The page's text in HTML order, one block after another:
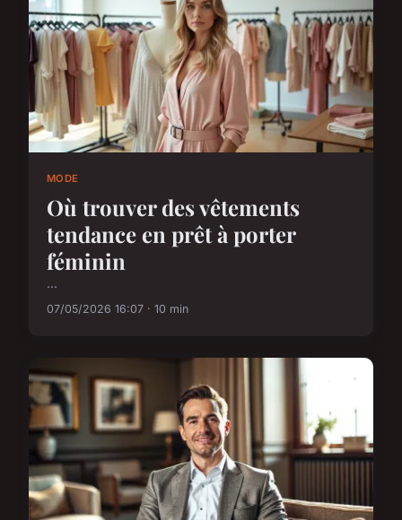
MODE
Où trouver des vêtements
tendance en prêt à porter
féminin
...
07/05/2026 16:07 · 10 min